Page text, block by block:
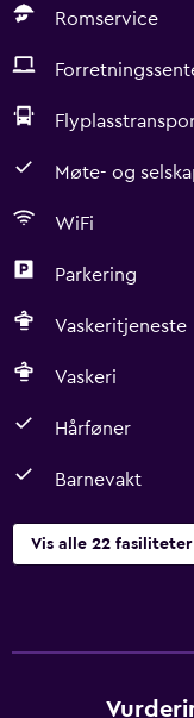
Romservice
Møte- og
WiFi
Parkering
Vaskeritjeneste
Vaskeri
Hårføner
Barnevakt
Vis alle 22 fasiliteter